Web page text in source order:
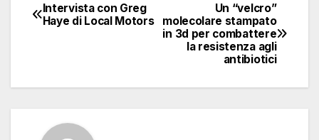
Navigazione
Un “velcro”
molecolare stampato
in 3d per combattere
la resistenza agli
antibiotici
Intervista con Greg
Haye di Local Motors